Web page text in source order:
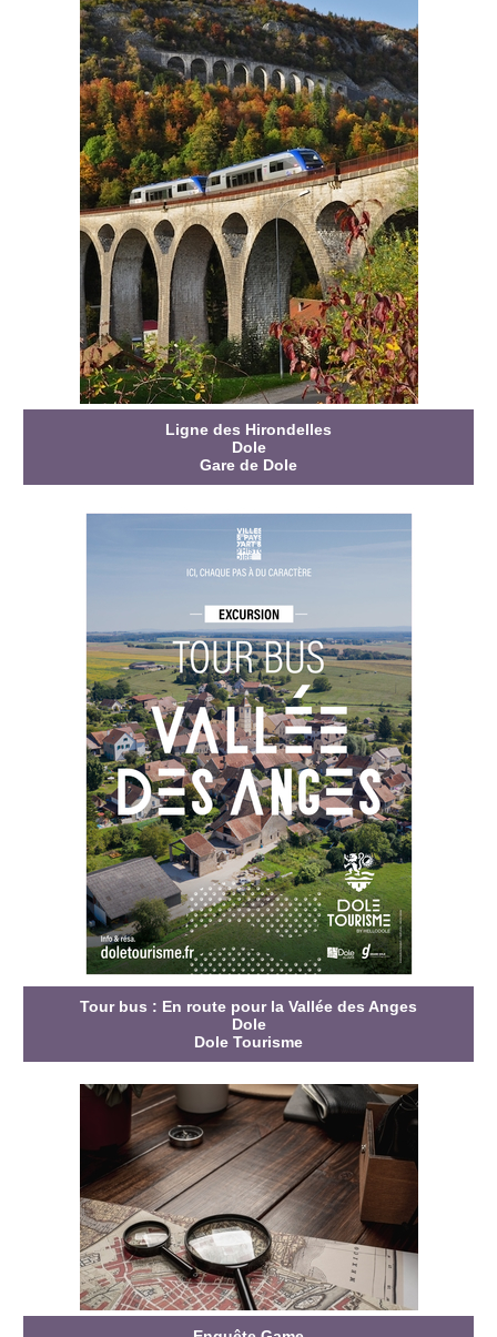
Ligne des Hirondelles
Dole
Gare de Dole
Tour bus : En route pour la Vallée des Anges
Dole
Dole Tourisme